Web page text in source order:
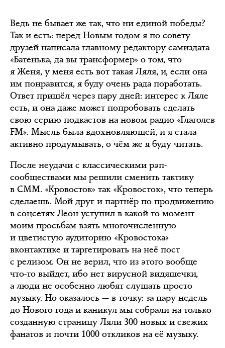
Ведь не бывает же так, что ни единой победы?
Так и есть: перед Новым годом я по совету
друзей написала главному редактору самиздата
«Батенька, да вы трансформер» о том, что
я Женя, у меня есть вот такая Ляля, и, если она
им понравится, я буду очень рада поработать.
Ответ пришёл через пару дней: интерес к Ляле
есть, и она даже может попробовать сделать
свою серию подкастов на новом радио «Глаголев
FM». Мысль была вдохновляющей, и я стала
активно продумывать, о чём же я буду читать.
После неудачи с классическими рэп-
сообществами мы решили сменить тактику
в СММ. «Кровосток» так «Кровосток», что теперь
сделаешь. Мой друг и партнёр по продвижению
в соцсетях Леон уступил в какой-то момент
моим просьбам взять многочисленную
и цветистую аудиторию «Кровостока»
вконтактике и таргетировать на неё пост
с релизом. Он не верил, что из этого вообще
что-то выйдет, ибо нет вирусной видяшечки,
а люди не особенно любят слушать просто
музыку. Но оказалось — в точку: за пару недель
до Нового года и каникул мы собрали на только
созданную страницу Ляли 300 новых и свежих
фанатов и почти 1000 откликов на её музыку.